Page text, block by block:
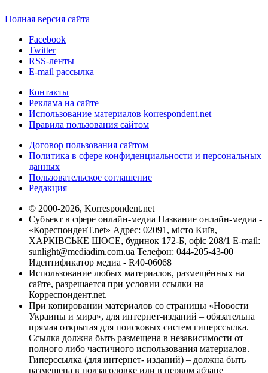
Полная версия сайта
Facebook
Twitter
RSS-ленты
E-mail рассылка
Контакты
Реклама на сайте
Использование материалов korrespondent.net
Правила пользования сайтом
Договор пользования сайтом
Политика в сфере конфиденциальности и персональных
данных
Пользовательское соглашение
Редакция
© 2000-2026, Korrespondent.net
Субъект в сфере онлайн-медиа Название онлайн-медиа -
«КореспонденТ.net» Адрес: 02091, місто Київ,
ХАРКІВСЬКЕ ШОСЕ, будинок 172-Б, офіс 208/1 E-mail:
sunlight@mediadim.com.ua Телефон: 044-205-43-00
Идентификатор медиа - R40-06068
Использование любых материалов, размещённых на
сайте, разрешается при условии ссылки на
Корреспондент.net.
При копировании материалов со страницы «Новости
Украины и мира», для интернет-изданий – обязательна
прямая открытая для поисковых систем гиперссылка.
Ссылка должна быть размещена в независимости от
полного либо частичного использования материалов.
Гиперссылка (для интернет- изданий) – должна быть
размещена в подзаголовке или в первом абзаце